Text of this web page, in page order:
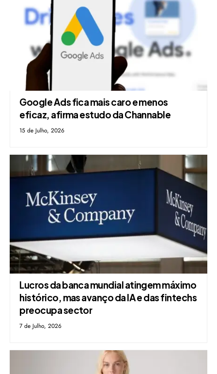
Google Ads fica mais caro e menos
eficaz, afirma estudo da Channable
15 de Julho, 2026
Lucros da banca mundial atingem máximo
histórico, mas avanço da IA e das fintechs
preocupa sector
7 de Julho, 2026